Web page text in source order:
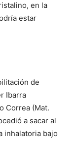
en la
estar
de
Ibarra
Correa (Mat.
a sacar al
inhalatoria bajo